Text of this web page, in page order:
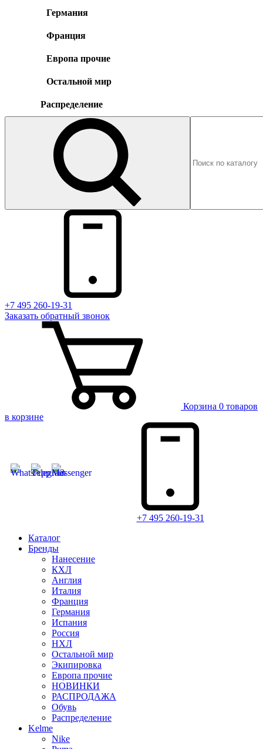
Германия
Франция
Европа прочие
Остальной мир
Распределение
+7 495 260-19-31
Заказать обратный звонок
Корзина 0 товаров
в корзине
+7 495 260-19-31
Каталог
Бренды
Нанесение
КХЛ
Англия
Италия
Франция
Германия
Испания
Россия
НХЛ
Остальной мир
Экипировка
Европа прочие
НОВИНКИ
РАСПРОДАЖА
Обувь
Распределение
Kelme
Nike